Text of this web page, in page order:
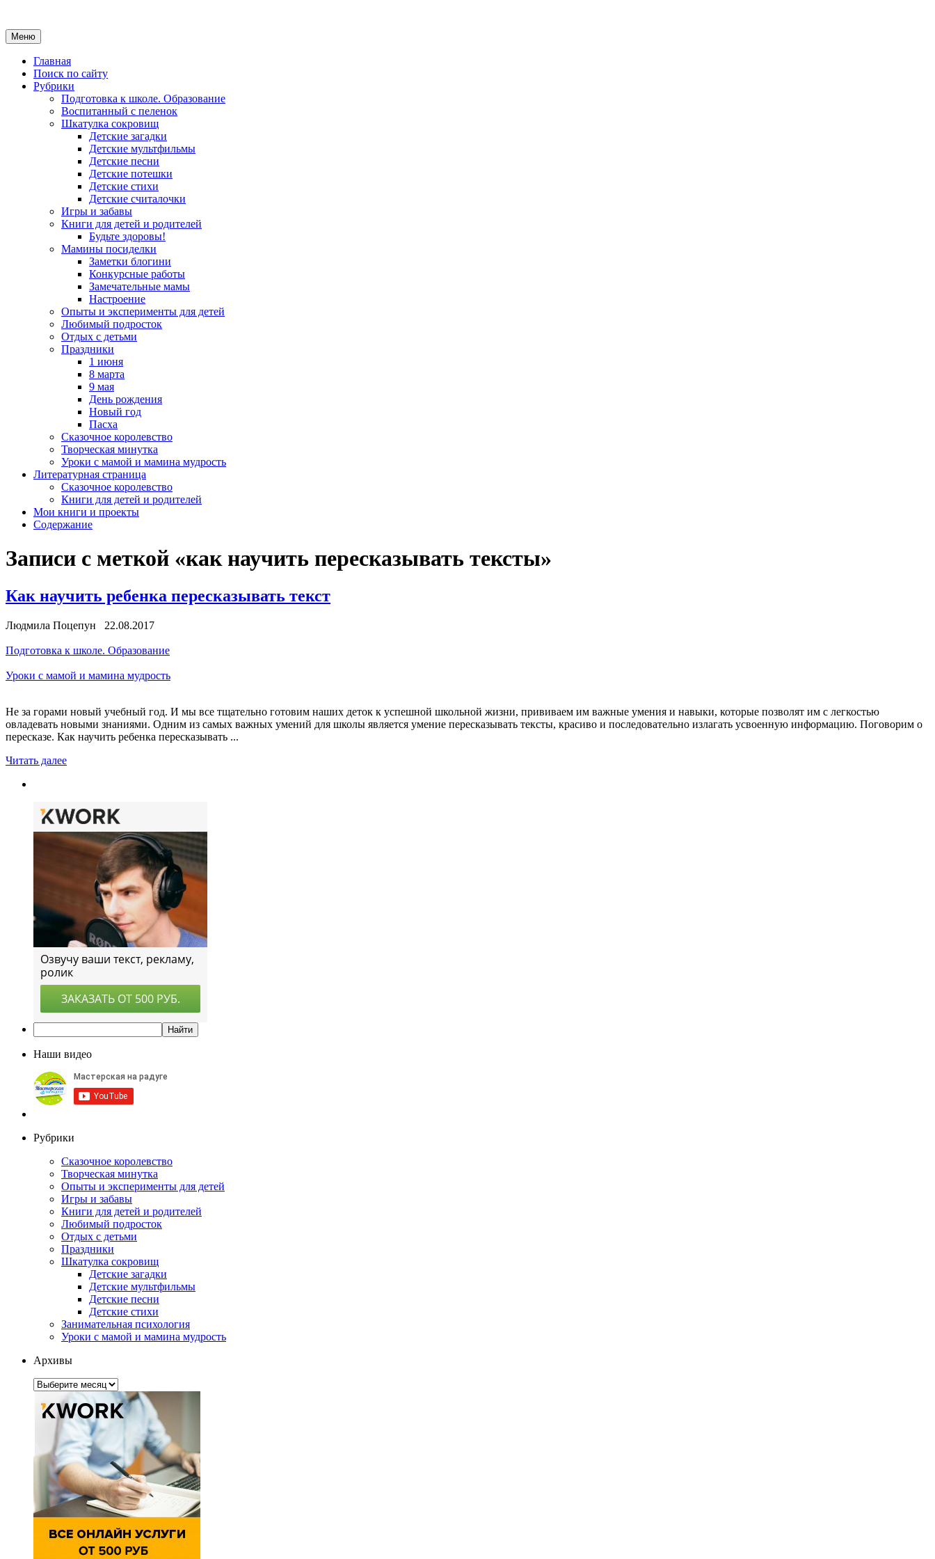
Меню
Главная
Поиск по сайту
Рубрики
Подготовка к школе. Образование
Воспитанный с пеленок
Шкатулка сокровищ
Детские загадки
Детские мультфильмы
Детские песни
Детские потешки
Детские стихи
Детские считалочки
Игры и забавы
Книги для детей и родителей
Будьте здоровы!
Мамины посиделки
Заметки блогини
Конкурсные работы
Замечательные мамы
Настроение
Опыты и эксперименты для детей
Любимый подросток
Отдых с детьми
Праздники
1 июня
8 марта
9 мая
День рождения
Новый год
Пасха
Сказочное королевство
Творческая минутка
Уроки с мамой и мамина мудрость
Литературная страница
Сказочное королевство
Книги для детей и родителей
Мои книги и проекты
Содержание
Записи с меткой «как научить пересказывать тексты»
Как научить ребенка пересказывать текст
Людмила Поцепун 22.08.2017
Подготовка к школе. Образование
Уроки с мамой и мамина мудрость
Не за горами новый учебный год. И мы все тщательно готовим наших деток к успешной школьной жизни, прививаем им важные умения и навыки, которые позволят им с легкостью
овладевать новыми знаниями. Одним из самых важных умений для школы является умение пересказывать тексты, красиво и последовательно излагать усвоенную информацию. Поговорим о
пересказе. Как научить ребенка пересказывать ...
Читать далее
Наши видео
Рубрики
Сказочное королевство
Творческая минутка
Опыты и эксперименты для детей
Игры и забавы
Книги для детей и родителей
Любимый подросток
Отдых с детьми
Праздники
Шкатулка сокровищ
Детские загадки
Детские мультфильмы
Детские песни
Детские стихи
Занимательная психология
Уроки с мамой и мамина мудрость
Архивы
Архивы